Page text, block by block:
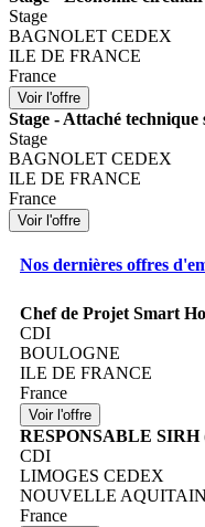
Stage
BAGNOLET CEDEX
ILE DE FRANCE
France
Stage - Attaché technique
Stage
BAGNOLET CEDEX
ILE DE FRANCE
France
Nos dernières offres
Chef de Projet Smart
CDI
BOULOGNE
ILE DE FRANCE
France
RESPONSABLE
CDI
LIMOGES CEDEX
NOUVELLE
France